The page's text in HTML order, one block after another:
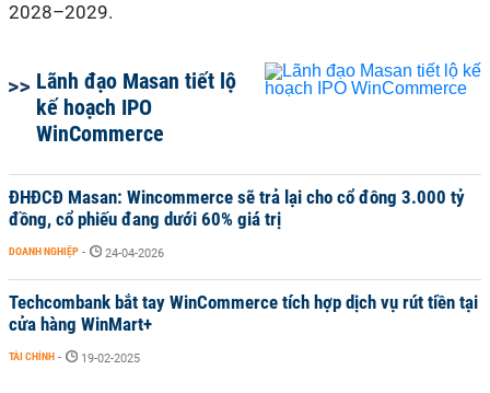
2028–2029.
Lãnh đạo Masan tiết lộ
kế hoạch IPO
WinCommerce
ĐHĐCĐ Masan: Wincommerce sẽ trả lại cho cổ đông 3.000 tỷ
đồng, cổ phiếu đang dưới 60% giá trị
DOANH NGHIỆP - 24-04-2026
Techcombank bắt tay WinCommerce tích hợp dịch vụ rút tiền tại
cửa hàng WinMart+
TÀI CHÍNH - 19-02-2025